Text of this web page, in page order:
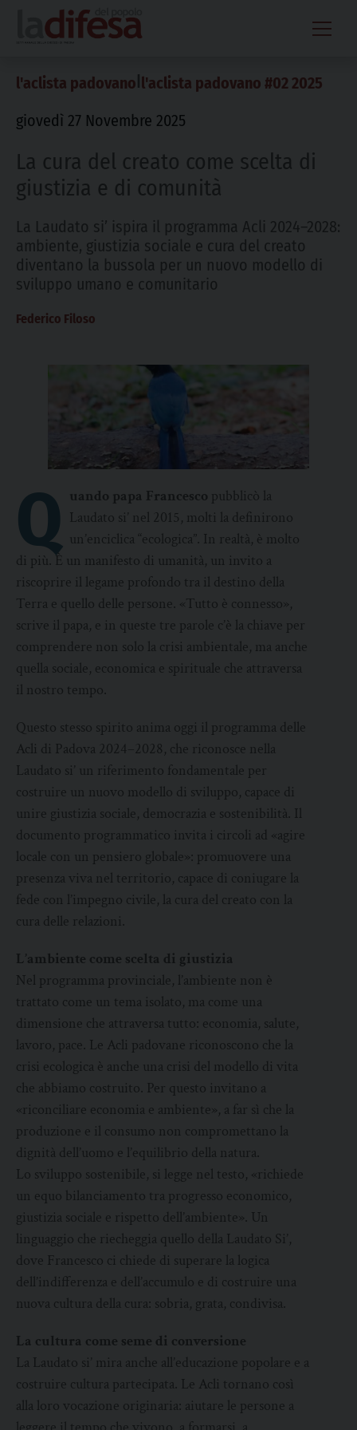
content
l'aclista padovano l'aclista padovano #02 2025
giovedì 27 Novembre 2025
La cura del creato come scelta di
giustizia e di comunità
La Laudato si’ ispira il programma Acli 2024–2028:
ambiente, giustizia sociale e cura del creato
diventano la bussola per un nuovo modello di
sviluppo umano e comunitario
Federico Filoso
Q uando papa Francesco pubblicò la
Laudato si’ nel 2015, molti la definirono
un’enciclica “ecologica”. In realtà, è molto
di più. È un manifesto di umanità, un invito a
riscoprire il legame profondo tra il destino della
Terra e quello delle persone. «Tutto è connesso»,
scrive il papa, e in queste tre parole c’è la chiave per
comprendere non solo la crisi ambientale, ma anche
quella sociale, economica e spirituale che attraversa
il nostro tempo.
Questo stesso spirito anima oggi il programma delle
Acli di Padova 2024–2028, che riconosce nella
Laudato si’ un riferimento fondamentale per
costruire un nuovo modello di sviluppo, capace di
unire giustizia sociale, democrazia e sostenibilità. Il
documento programmatico invita i circoli ad «agire
locale con un pensiero globale»: promuovere una
presenza viva nel territorio, capace di coniugare la
fede con l’impegno civile, la cura del creato con la
cura delle relazioni.
L’ambiente come scelta di giustizia
Nel programma provinciale, l’ambiente non è
trattato come un tema isolato, ma come una
dimensione che attraversa tutto: economia, salute,
lavoro, pace. Le Acli padovane riconoscono che la
crisi ecologica è anche una crisi del modello di vita
che abbiamo costruito. Per questo invitano a
«riconciliare economia e ambiente», a far sì che la
produzione e il consumo non compromettano la
dignità dell’uomo e l’equilibrio della natura.
Lo sviluppo sostenibile, si legge nel testo, «richiede
un equo bilanciamento tra progresso economico,
giustizia sociale e rispetto dell’ambiente». Un
linguaggio che riecheggia quello della Laudato Si’,
dove Francesco ci chiede di superare la logica
dell’indifferenza e dell’accumulo e di costruire una
nuova cultura della cura: sobria, grata, condivisa.
La cultura come seme di conversione
La Laudato si’ mira anche all’educazione popolare e a
costruire cultura partecipata. Le Acli tornano così
alla loro vocazione originaria: aiutare le persone a